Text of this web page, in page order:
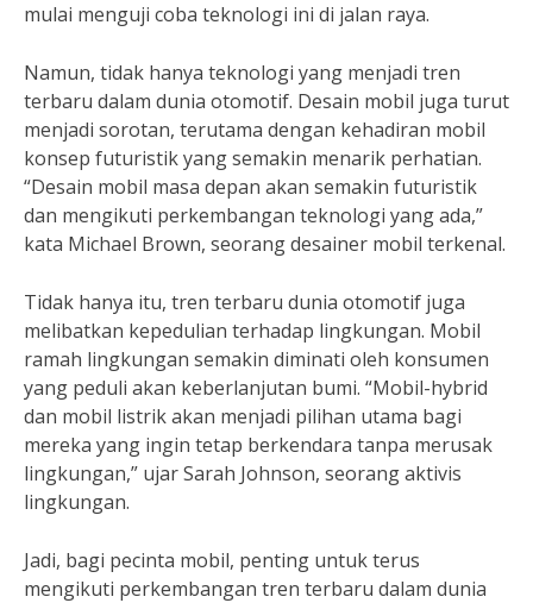
mulai menguji coba teknologi ini di jalan raya.
Namun, tidak hanya teknologi yang menjadi tren
terbaru dalam dunia otomotif. Desain mobil juga turut
menjadi sorotan, terutama dengan kehadiran mobil
konsep futuristik yang semakin menarik perhatian.
“Desain mobil masa depan akan semakin futuristik
dan mengikuti perkembangan teknologi yang ada,”
kata Michael Brown, seorang desainer mobil terkenal.
Tidak hanya itu, tren terbaru dunia otomotif juga
melibatkan kepedulian terhadap lingkungan. Mobil
ramah lingkungan semakin diminati oleh konsumen
yang peduli akan keberlanjutan bumi. “Mobil-hybrid
dan mobil listrik akan menjadi pilihan utama bagi
mereka yang ingin tetap berkendara tanpa merusak
lingkungan,” ujar Sarah Johnson, seorang aktivis
lingkungan.
Jadi, bagi pecinta mobil, penting untuk terus
mengikuti perkembangan tren terbaru dalam dunia